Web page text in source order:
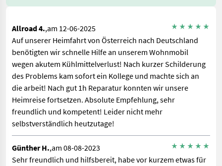
Allroad 4.,am 12-06-2025
Auf unserer Heimfahrt von Österreich nach Deutschland
benötigten wir schnelle Hilfe an unserem Wohnmobil
wegen akutem Kühlmittelverlust! Nach kurzer Schilderung
des Problems kam sofort ein Kollege und machte sich an
die arbeit! Nach gut 1h Reparatur konnten wir unsere
Heimreise fortsetzen. Absolute Empfehlung, sehr
freundlich und kompetent! Leider nicht mehr
selbstverständlich heutzutage!
Günther H.,am 08-08-2023
Sehr freundlich und hilfsbereit, habe vor kurzem etwas für